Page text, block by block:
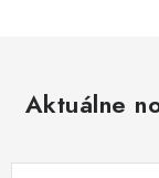
Aktuálne